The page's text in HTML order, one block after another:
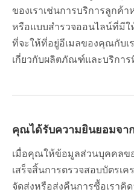
ของเราเช่นการบริการลูกค้
หรือแบบสำรวจออนไลน์ที่มีใ
ที่จะให้ที่อยู่อีเมลของคุณกับ
เกี่ยวกับผลิตภัณฑ์และบริการ
คุณได้รับความยินยอมจา
เมื่อคุณให้ข้อมูลส่วนบุคคลข
เสร็จสิ้นการตรวจสอบบัตรเ
จัดส่งหรือส่งคืนการซื้อเราคิ